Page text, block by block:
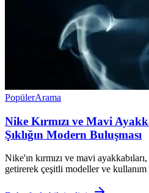
PopülerArama
Nike Kırmızı ve Mavi
Şıklığın Modern Buluşması
Nike'ın kırmızı ve mavi
getirerek çeşitli modeller ve